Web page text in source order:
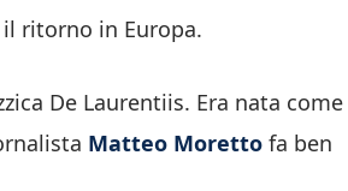
ritorno in Europa.
De Laurentiis. Era nata come
Matteo Moretto fa ben